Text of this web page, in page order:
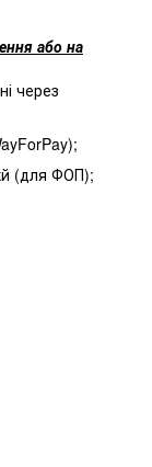
або на
через
(для ФОП);